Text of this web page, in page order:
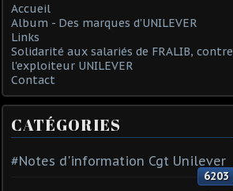
Accueil
Album - Des marques d'UNILEVER
Links
Solidarité aux salariés de FRALIB, contre
l'exploiteur UNILEVER
Contact
CATÉGORIES
#Notes d'information Cgt Unilever
6203